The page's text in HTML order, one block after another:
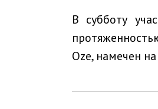
В субботу
Oze, намечен